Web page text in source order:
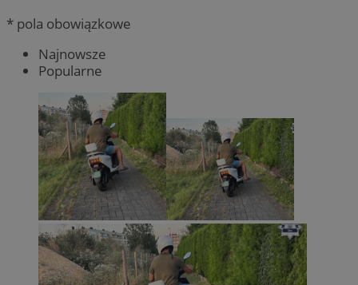
* pola obowiązkowe
Najnowsze
Popularne